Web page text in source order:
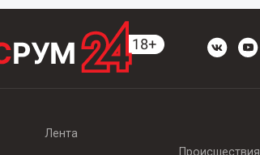
Лента
Происшествия